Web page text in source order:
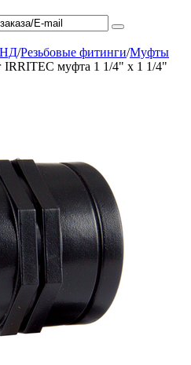
/Резьбовые фитинги/Муфты
IRRITEC муфта 1 1/4" х 1 1/4"